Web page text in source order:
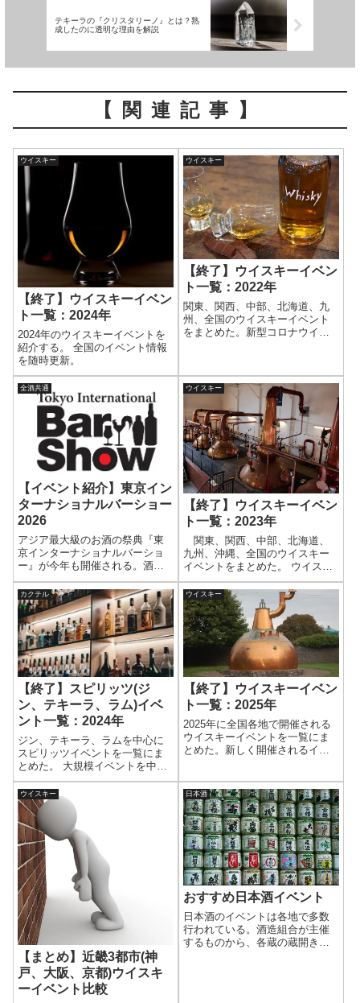
テキーラの『クリスタリーノ』とは？熟
成したのに透明な理由を解説
【関連記事】
ウイスキー
【終了】ウイスキーイベン
ト一覧：2024年
2024年のウイスキーイベントを
紹介する。 全国のイベント情報
を随時更新。
ウイスキー
【終了】ウイスキーイベン
ト一覧：2022年
関東、関西、中部、北海道、九
州、全国のウイスキーイベント
をまとめた。新型コロナウイル
なるところである。関連記事
↓●2022年、2023年開催イベン
ト すで...
全酒共通
【イベント紹介】東京イン
ターナショナルバーショー
2026
アジア最大級のお酒の祭典『東
京インターナショナルバーショ
ー』が今年も開催される。酒飲
みならずとも、おおいに楽しめ
るイベントである。バーショー
の基本情報、プログラム、出展
ブース、注意事項などを紹介し
よう。
ウイスキー
【終了】ウイスキーイベン
ト一覧：2023年
関東、関西、中部、北海道、
九州、沖縄、全国のウイスキー
イベントをまとめた。 ウイスキ
ーが試飲できる大規模イベント
とメインに随時更新していく。
カクテル
【終了】スピリッツ(ジ
ン、テキーラ、ラム)イベ
ント一覧：2024年
ジン、テキーラ、ラムを中心に
スピリッツイベントを一覧にま
とめた。 大規模イベントを中心
に公表されたものから随時更新
していく。
ウイスキー
【終了】ウイスキーイベン
ト一覧：2025年
2025年に全国各地で開催される
ウイスキーイベントを一覧にま
とめた。新しく開催されるイベ
スキーが飲めるイベントも掲載
する。時期と場所を確認して、
イベントを楽しもう。
ウイスキー
【まとめ】近畿3都市(神
戸、大阪、京都)ウイスキ
ーイベント比較
日本酒
おすすめ日本酒イベント
日本酒のイベントは各地で多数
行われている。酒造組合が主催
するものから、各蔵の蔵開きな